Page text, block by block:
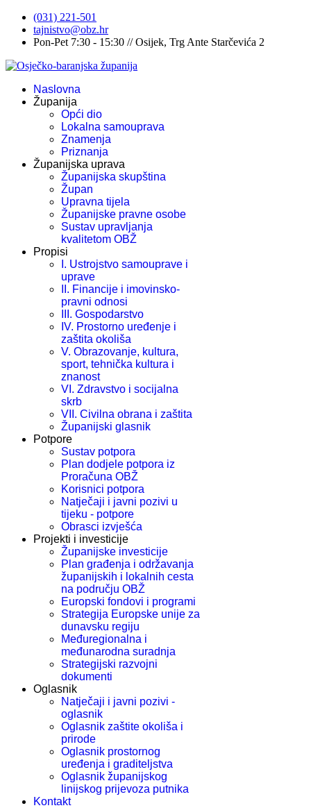
(031) 221-501
tajnistvo@obz.hr
Pon-Pet 7:30 - 15:30 // Osijek, Trg Ante Starčevića 2
Naslovna
Županija
Opći dio
Lokalna samouprava
Znamenja
Priznanja
Županijska uprava
Županijska skupština
Župan
Upravna tijela
Županijske pravne osobe
Sustav upravljanja
kvalitetom OBŽ
Propisi
I. Ustrojstvo samouprave i
uprave
II. Financije i imovinsko-
pravni odnosi
III. Gospodarstvo
IV. Prostorno uređenje i
zaštita okoliša
V. Obrazovanje, kultura,
sport, tehnička kultura i
znanost
VI. Zdravstvo i socijalna
skrb
VII. Civilna obrana i zaštita
Županijski glasnik
Potpore
Sustav potpora
Plan dodjele potpora iz
Proračuna OBŽ
Korisnici potpora
Natječaji i javni pozivi u
tijeku - potpore
Obrasci izvješća
Projekti i investicije
Županijske investicije
Plan građenja i održavanja
županijskih i lokalnih cesta
na području OBŽ
Europski fondovi i programi
Strategija Europske unije za
dunavsku regiju
Međuregionalna i
međunarodna suradnja
Strategijski razvojni
dokumenti
Oglasnik
Natječaji i javni pozivi -
oglasnik
Oglasnik zaštite okoliša i
prirode
Oglasnik prostornog
uređenja i graditeljstva
Oglasnik županijskog
linijskog prijevoza putnika
Kontakt